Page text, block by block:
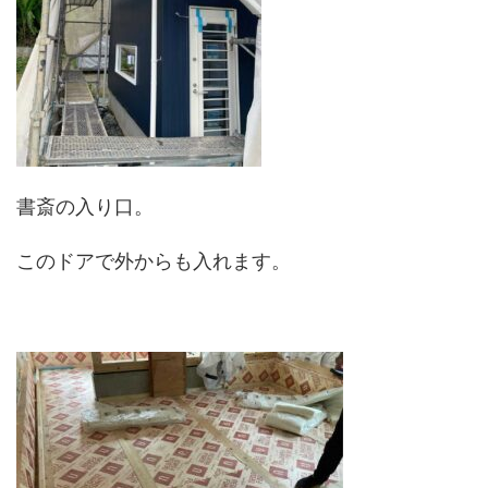
書斎の入り口。
このドアで外からも入れます。